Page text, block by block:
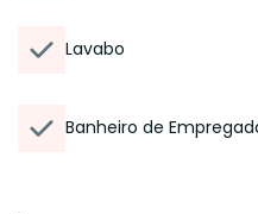
Lavabo
Banheiro de